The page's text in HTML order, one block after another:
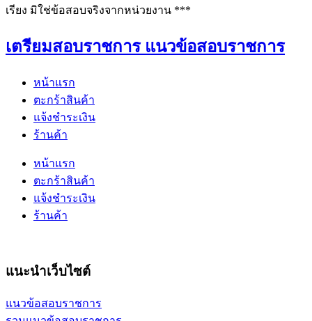
เรียง มิใช่ข้อสอบจริงจากหน่วยงาน ***
เตรียมสอบราชการ แนวข้อสอบราชการ
หน้าแรก
ตะกร้าสินค้า
แจ้งชำระเงิน
ร้านค้า
หน้าแรก
ตะกร้าสินค้า
แจ้งชำระเงิน
ร้านค้า
แนะนำเว็บไซต์
แนวข้อสอบราชการ